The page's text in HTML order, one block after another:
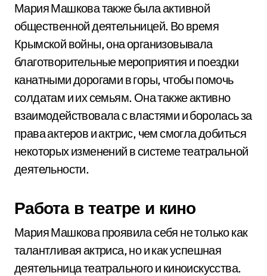
Мария Машкова также была активной
общественной деятельницей. Во время
Крымской войны, она организовывала
благотворительные мероприятия и поездки
канатными дорогами в горы, чтобы помочь
солдатам и их семьям. Она также активно
взаимодействовала с властями и боролась за
права актеров и актрис, чем смогла добиться
некоторых изменений в системе театральной
деятельности.
Работа в театре и кино
Мария Машкова проявила себя не только как
талантливая актриса, но и как успешная
деятельница театрального и киноискусства.